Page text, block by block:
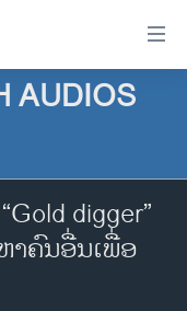
AUDIOS
digger”
າຄົນອື່ນເພື່ອ